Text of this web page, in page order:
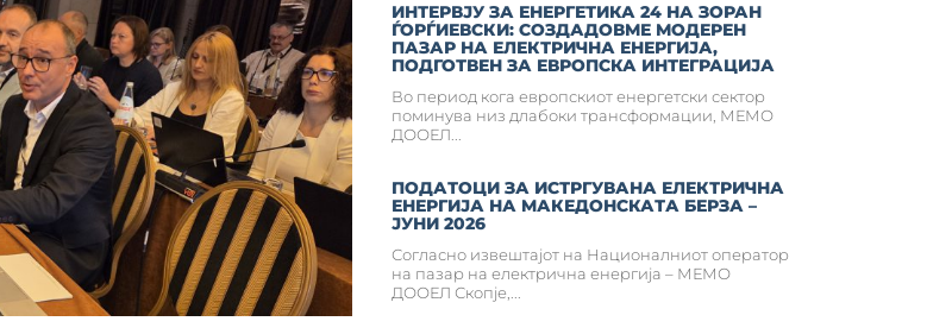
ИНТЕРВЈУ ЗА ЕНЕРГЕТИКА 24 НА ЗОРАН
ЃОРЃИЕВСКИ: СОЗДАДОВМЕ МОДЕРЕН
ПАЗАР НА ЕЛЕКТРИЧНА ЕНЕРГИЈА,
ПОДГОТВЕН ЗА ЕВРОПСКА ИНТЕГРАЦИЈА
Во период кога европскиот енергетски сектор
поминува низ длабоки трансформации, МЕМО
ДООЕЛ...
ПОДАТОЦИ ЗА ИСТРГУВАНА ЕЛЕКТРИЧНА
ЕНЕРГИЈА НА MАКЕДОНСКАТА БЕРЗА –
ЈУНИ 2026
Согласно извештајот на Националниот оператор
на пазар на електрична енергија – МЕМО
ДООЕЛ Скопје,...